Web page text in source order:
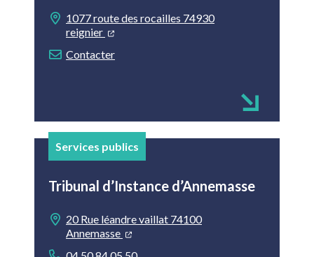
1077 route des rocailles 74930
reignier
Contacter
Services publics
Tribunal d’Instance d’Annemasse
20 Rue léandre vaillat 74100
Annemasse